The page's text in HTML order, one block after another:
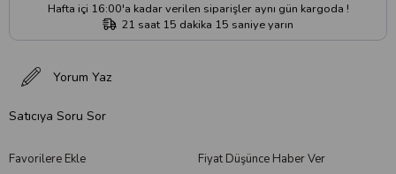
Favorilere Ekle Fiyat Düşünce Haber Ver
Yorum Yaz
Satıcıya Soru Sor
Hafta içi 16:00'a kadar verilen siparişler aynı gün kargoda !
21 saat 15 dakika 14 saniyeyarın